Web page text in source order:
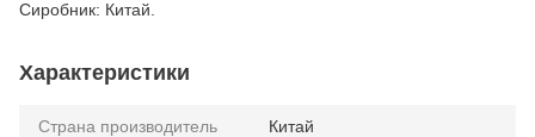
Сиробник: Китай.
Характеристики
Страна производитель Китай